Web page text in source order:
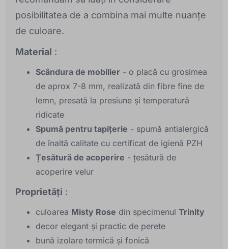
posibilitatea de a combina mai multe nuanțe
de culoare.
Material :
Scândura de mobilier - o placă cu grosimea
de aprox 7-8 mm, realizată din fibre fine de
lemn, presată la presiune și temperatură
ridicate
Spumă pentru tapițerie - spumă antialergică
de înaltă calitate cu certificat de igienă PZH
Țesătură de acoperire - țesătură de
acoperire velur
Proprietăți :
culoarea Misty Rose din specimenul Trinity
decor elegant și practic de perete
bună izolare termică și fonică